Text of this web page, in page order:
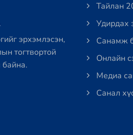
эрхэмлэсэн,
тогтвортой
Тайлан
Удирдах
Санамж
Онлайн
Медиа
Санал